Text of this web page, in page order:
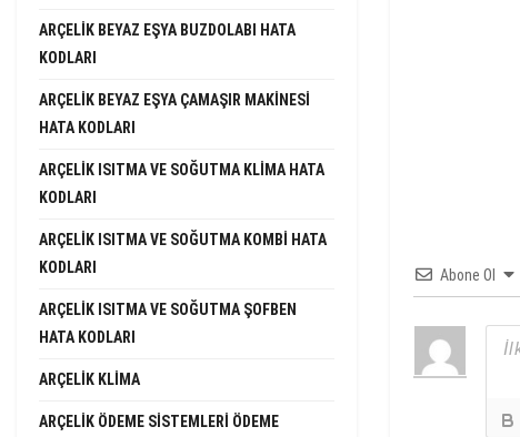
Abone Ol
ARÇELIK BEYAZ EŞYA BUZDOLABI HATA
KODLARI
ARÇELIK BEYAZ EŞYA ÇAMAŞIR MAKINESI
HATA KODLARI
ARÇELIK ISITMA VE SOĞUTMA KLIMA HATA
KODLARI
ARÇELIK ISITMA VE SOĞUTMA KOMBI HATA
KODLARI
ARÇELIK ISITMA VE SOĞUTMA ŞOFBEN
HATA KODLARI
ARÇELIK KLIMA
ARÇELIK ÖDEME SISTEMLERI ÖDEME